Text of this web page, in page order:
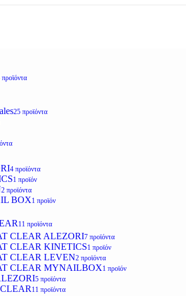
25 προϊόντα
4 προϊόντα
1 προϊόν
2 προϊόντα
BOX1 προϊόν
11 προϊόντα
CLEAR ALEZORI7 προϊόντα
CLEAR KINETICS1 προϊόν
CLEAR LEVEN2 προϊόντα
CLEAR MYNAILBOX1 προϊόν
5 προϊόντα
11 προϊόντα